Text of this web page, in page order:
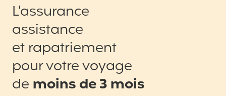
L'assurance
assistance
et rapatriement
pour votre voyage
de moins de 3 mois